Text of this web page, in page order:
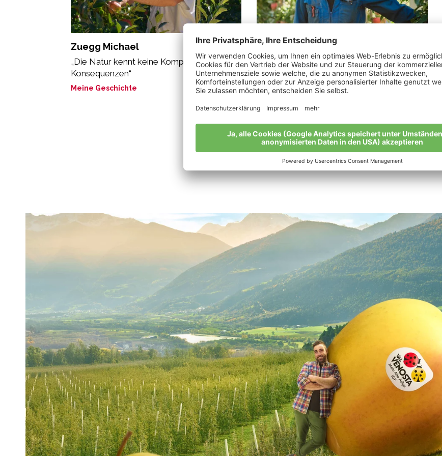
Zuegg Michael
„Die Natur kennt keine Kompromisse, nur
Konsequenzen“
Meine Geschichte
Metz Vinzenz
„Meine Enkelkinder werden mich mit
Neugier bombardieren.“
Meine Geschichte
Alle Bio-Bauern im Überblick